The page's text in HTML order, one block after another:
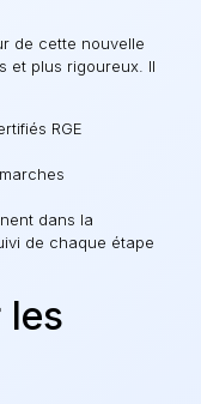
de cette nouvelle
et plus rigoureux. Il
RGE
dans la
de chaque étape
les